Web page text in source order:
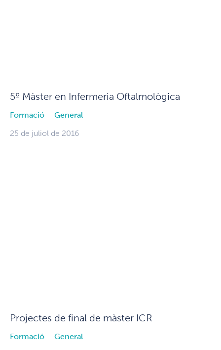
5º Màster en Infermeria Oftalmològica
Formació General
25 de juliol de 2016
Projectes de final de màster ICR
Formació General